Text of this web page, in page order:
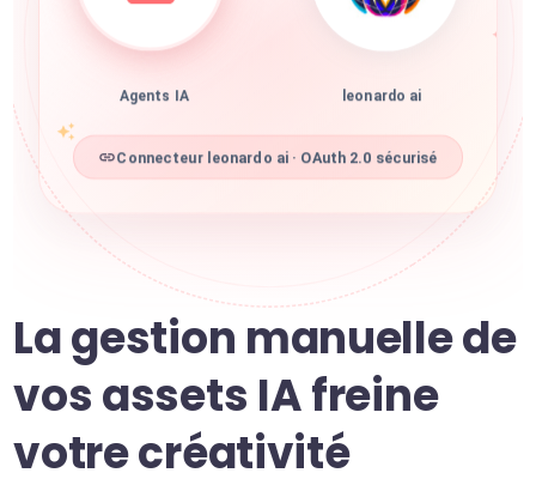
Agents IA leonardo ai
Connecteur leonardo ai · OAuth 2.0 sécurisé
La gestion manuelle de
vos assets IA freine
votre créativité